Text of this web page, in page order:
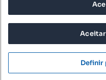
© 2026
TERMOS
POLÍTICA
Definir